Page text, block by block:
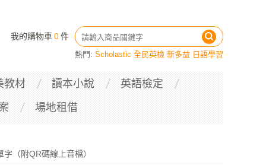
我的購物車 0件
熱門: Scholastic 全民英檢 新多益 日語學習
教材 讀本小說
英語檢定
場地租借
（附QR碼線上音檔）